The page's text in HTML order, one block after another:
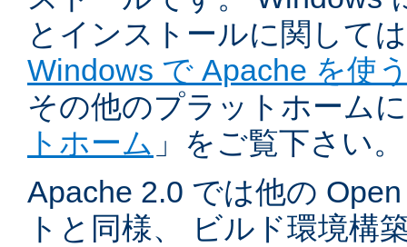
とインストールに関して
Windows で Apache を使
その他のプラットホーム
トホーム 」をご覧下さい。
Apache 2.0 では他の
トと同様、 ビルド環境構